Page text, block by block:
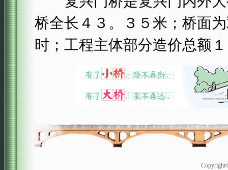
桥全长４３。３５米；桥面
时；工程主体部分造价总额